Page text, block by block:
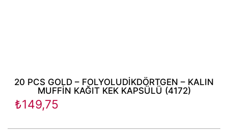
20 PCS GOLD – FOLYOLUDİKDÖRTGEN – KALIN
MUFFİN KAĞIT KEK KAPSÜLÜ (4172)
₺149,75